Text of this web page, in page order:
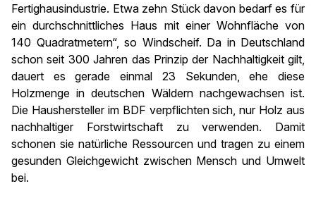
Fertighausindustrie. Etwa zehn Stück davon bedarf es für
ein durchschnittliches Haus mit einer Wohnfläche von
140 Quadratmetern“, so Windscheif. Da in Deutschland
schon seit 300 Jahren das Prinzip der Nachhaltigkeit gilt,
dauert es gerade einmal 23 Sekunden, ehe diese
Holzmenge in deutschen Wäldern nachgewachsen ist.
Die Haushersteller im BDF verpflichten sich, nur Holz aus
nachhaltiger Forstwirtschaft zu verwenden. Damit
schonen sie natürliche Ressourcen und tragen zu einem
gesunden Gleichgewicht zwischen Mensch und Umwelt
bei.